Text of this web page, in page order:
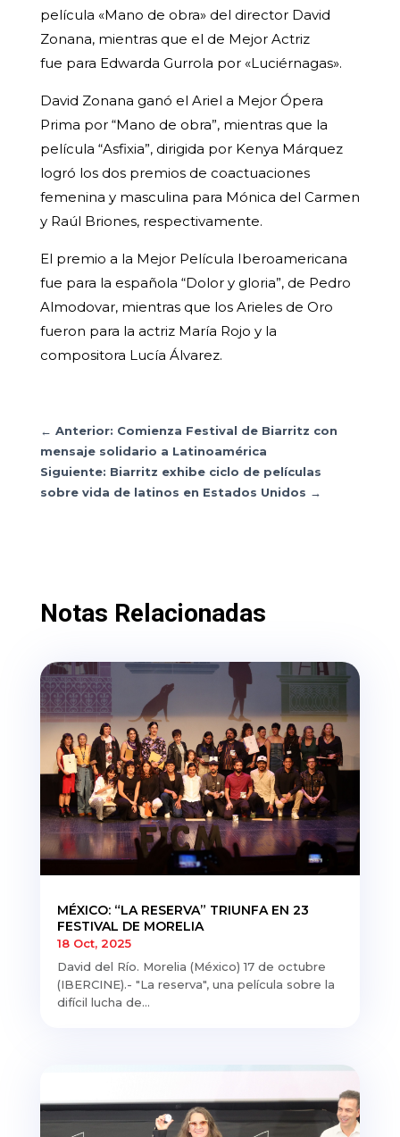
película «Mano de obra» del director David
Zonana, mientras que el de Mejor Actriz
fue para Edwarda Gurrola por «Luciérnagas».
David Zonana ganó el Ariel a Mejor Ópera
Prima por “Mano de obra”, mientras que la
película “Asfixia”, dirigida por Kenya Márquez
logró los dos premios de coactuaciones
femenina y masculina para Mónica del Carmen
y Raúl Briones, respectivamente.
El premio a la Mejor Película Iberoamericana
fue para la española “Dolor y gloria”, de Pedro
Almodovar, mientras que los Arieles de Oro
fueron para la actriz María Rojo y la
compositora Lucía Álvarez.
← Anterior: Comienza Festival de Biarritz con
mensaje solidario a Latinoamérica
Siguiente: Biarritz exhibe ciclo de películas
sobre vida de latinos en Estados Unidos →
Notas Relacionadas
MÉXICO: “LA RESERVA” TRIUNFA EN 23
FESTIVAL DE MORELIA
18 Oct, 2025
David del Río. Morelia (México) 17 de octubre
(IBERCINE).- "La reserva", una película sobre la
difícil lucha de...